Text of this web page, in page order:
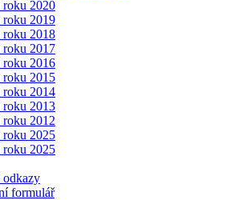
roku 2020
roku 2019
roku 2018
roku 2017
roku 2016
roku 2015
roku 2014
roku 2013
2012
roku 2025
roku 2025
odkazy
formulář